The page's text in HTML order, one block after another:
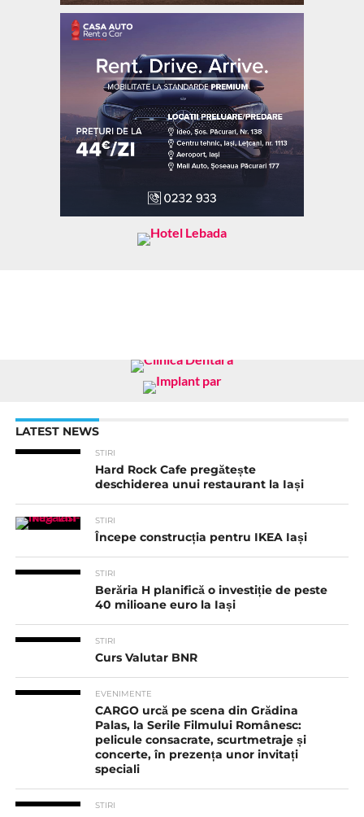
LATEST NEWS
STIRI
Hard Rock Cafe pregătește
deschiderea unui restaurant la Iași
STIRI
Începe construcția pentru IKEA Iași
STIRI
Berăria H planifică o investiție de peste
40 milioane euro la Iași
STIRI
Curs Valutar BNR
EVENIMENTE
CARGO urcă pe scena din Grădina
Palas, la Serile Filmului Românesc:
pelicule consacrate, scurtmetraje și
concerte, în prezența unor invitați
speciali
STIRI